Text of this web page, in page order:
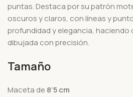
puntas. Destaca por su patrón
oscuros y claros, con líneas y
profundidad y elegancia, haciendo
dibujada con precisión.
Tamaño
Maceta de 8’5 cm